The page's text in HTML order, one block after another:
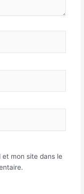
et mon site dans le